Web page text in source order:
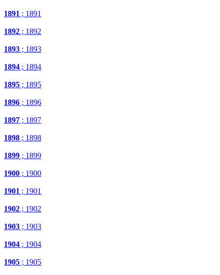
1891 ; 1891
1892 ; 1892
1893 ; 1893
1894 ; 1894
1895 ; 1895
1896 ; 1896
1897 ; 1897
1898 ; 1898
1899 ; 1899
1900 ; 1900
1901 ; 1901
1902 ; 1902
1903 ; 1903
1904 ; 1904
1905 ; 1905